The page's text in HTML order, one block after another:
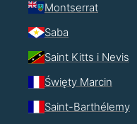
Montserrat
Saba
Saint Kitts i Nevis
Święty Marcin
Saint-Barthélemy